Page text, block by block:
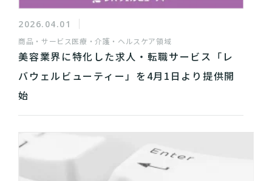
2026.04.01
商品・サービス医療・介護・ヘルスケア領域
美容業界に特化した求人・転職サービス「レ
バウェルビューティー」を4月1日より提供開
始